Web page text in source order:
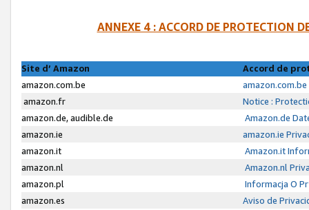
ANNEXE 4 : ACCORD DE PROTECTION
Site d’ Amazon
Accord de
amazon.com.be
amazon.fr
Notice :
amazon.de, audible.de
Amazon.de
amazon.ie
amazon.ie
amazon.it
Amazon.it
amazon.nl
Amazon.nl
amazon.pl
Informacja O
amazon.es
Aviso de